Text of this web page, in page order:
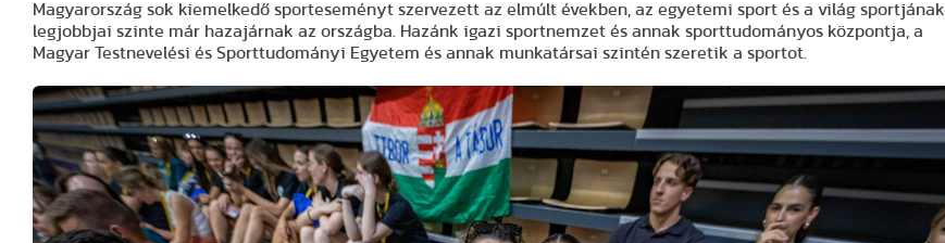
Magyarország sok kiemelkedő sporteseményt szervezett az elmúlt években, az egyetemi sport és a világ sportjának
legjobbjai szinte már hazajárnak az országba. Hazánk igazi sportnemzet és annak sporttudományos központja, a
Magyar Testnevelési és Sporttudományi Egyetem és annak munkatársai szintén szeretik a sportot.